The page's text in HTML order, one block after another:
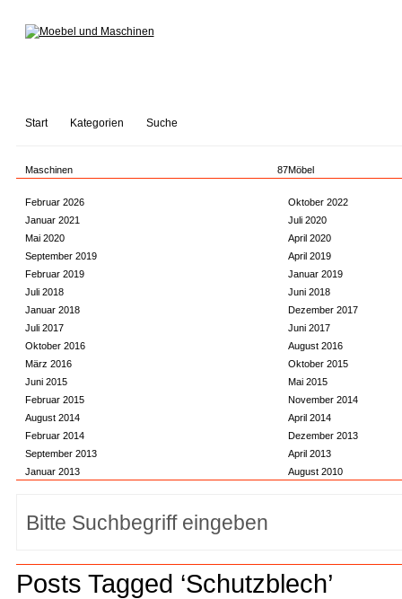
Start Kategorien Suche
Maschinen 87Möbel
Februar 2026
Oktober 2022
Januar 2021
Juli 2020
Mai 2020
April 2020
September 2019
April 2019
Februar 2019
Januar 2019
Juli 2018
Juni 2018
Januar 2018
Dezember 2017
Juli 2017
Juni 2017
Oktober 2016
August 2016
März 2016
Oktober 2015
Juni 2015
Mai 2015
Februar 2015
November 2014
August 2014
April 2014
Februar 2014
Dezember 2013
September 2013
April 2013
Januar 2013
August 2010
Posts Tagged ‘Schutzblech’